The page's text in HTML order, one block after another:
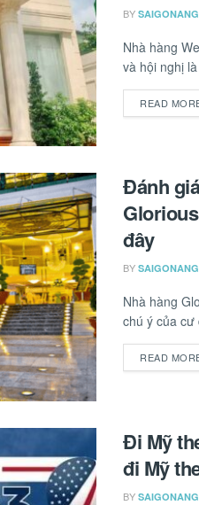
BY
Nhà hàng
và hội nghị
READ
Đánh
đây
BY
Nhà hàng
chú ý của cư
READ
Đi Mỹ
đi Mỹ
BY